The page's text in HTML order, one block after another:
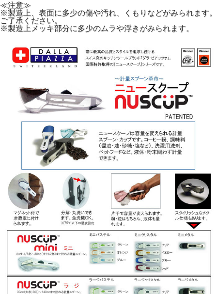
≪注意≫
※製造上、表面に多少の傷や汚れ、くもりなどがみられます。
ご了承ください。
※製造上メッキ部分に多少のムラや浮きがみられます。